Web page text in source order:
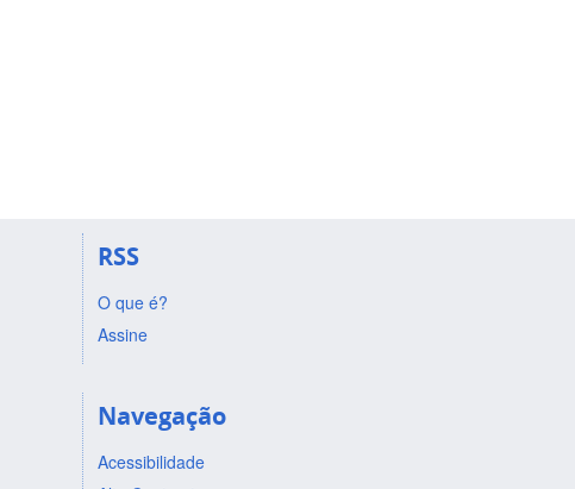
RSS
O que é?
Assine
Navegação
Acessibilidade